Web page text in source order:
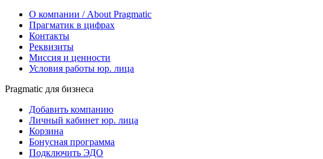
О компании / About Pragmatic
Прагматик в цифрах
Контакты
Реквизиты
Миссия и ценности
Условия работы юр. лица
Pragmatic для бизнеса
Добавить компанию
Личный кабинет юр. лица
Корзина
Бонусная программа
Подключить ЭДО